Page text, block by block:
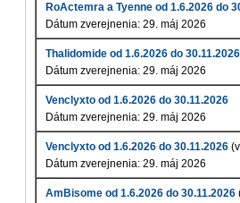
RoActemra a Tyenne od 1.6.2026 do
Dátum zverejnenia: 29. máj 2026
Thalidomide od 1.6.2026 do 30.11.2026
Dátum zverejnenia: 29. máj 2026
Venclyxto od 1.6.2026 do 30.11.2026
Dátum zverejnenia: 29. máj 2026
Venclyxto od 1.6.2026 do 30.11.2026
Dátum zverejnenia: 29. máj 2026
AmBisome od 1.6.2026 do 30.11.2026